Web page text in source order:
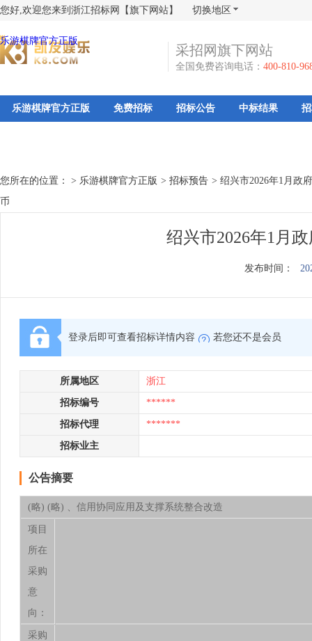
您好,欢迎您来到浙江招标网【旗下网站】 切换地区
乐游棋牌官方正版
采招网旗下网站
全国免费咨询电话： 400-810-
乐游棋牌官方正版 免费招标 招标公告 中标结果
您所在的位置： > 乐游棋牌官方正版 > 招标预告 > 绍兴市2026年1月政
币
绍兴市2026年1月
发布时间：
登录后即可查看招标详情内容 若您还不是会员
所属地区 浙江
招标编号 ******
招标代理 *******
招标业主
公告摘要
(略) (略) 、信用协同应用及支撑系统整合改造
项目
所在
采购
意
向：
采购